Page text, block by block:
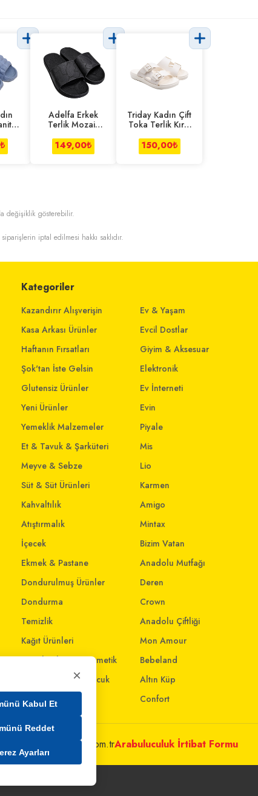
₺
Adelfa Erkek
Terlik Mozaik
149,00₺
Triday Kadın Çift
Toka Terlik Kırık
150,00₺
değişiklik gösterebilir.
iptal edilmesi hakkı saklıdır.
Kategoriler
Kazandırır Alışverişin
Kasa Arkası Ürünler
Haftanın Fırsatları
Şok'tan İste Gelsin
Glutensiz Ürünler
Yeni Ürünler
Yemeklik Malzemeler
Et & Tavuk & Şarküteri
Meyve & Sebze
Süt & Süt Ürünleri
Kahvaltılık
Atıştırmalık
İçecek
Ekmek & Pastane
Dondurulmuş Ürünler
Dondurma
Temizlik
Kağıt Ürünleri
Kişisel Bakım & Kozmetik
Anne - Bebek & Çocuk
Oyuncak
Ev & Yaşam
Evcil Dostlar
Giyim & Aksesuar
Elektronik
Ev İnterneti
Evin
Piyale
Mis
Lio
Karmen
Amigo
Mintax
Bizim Vatan
Anadolu Mutfağı
Deren
Crown
Anadolu Çiftliği
Mon Amour
Bebeland
Altın Küp
Confort
Arabuluculuk İrtibat Formu
×
Kabul Et
Reddet
Ayarları